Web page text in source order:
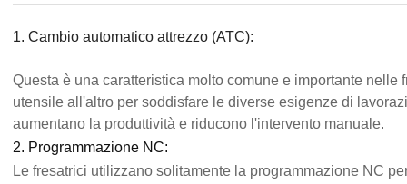
1. Cambio automatico attrezzo (ATC):
Questa è una caratteristica molto comune e importante
utensile all'altro per soddisfare le diverse esigenze di
aumentano la produttività e riducono l'intervento manuale.
2. Programmazione NC:
Le fresatrici utilizzano solitamente la programmazione NC